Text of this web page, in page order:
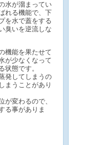
水が溜まってい
れる機能で、下
を水で蓋をする
臭いを逆流しな
機能を果たせて
が少なくなって
状態です。
発してしまうの
まうことがあり
が変わるので、
る事がありま